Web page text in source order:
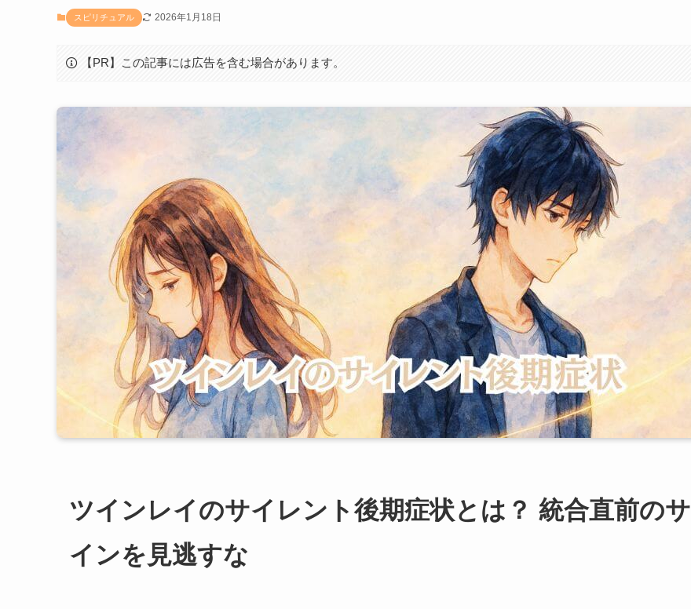
スピリチュアル 2026年1月18日
【PR】この記事には広告を含む場合があります。
ツインレイのサイレント後期症状とは？ 統合直前のサ
インを見逃すな